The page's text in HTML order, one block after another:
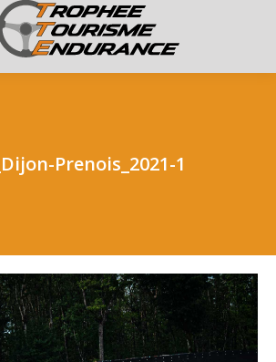
Prenois_2021-1